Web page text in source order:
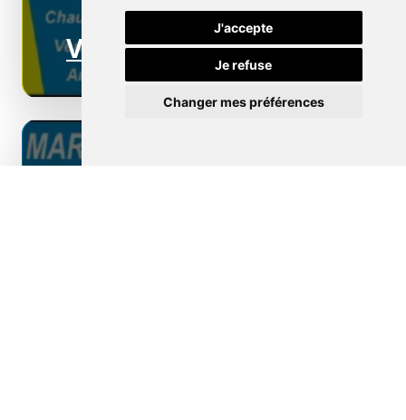
J'accepte
Je refuse
Changer mes préférences
Ventilation